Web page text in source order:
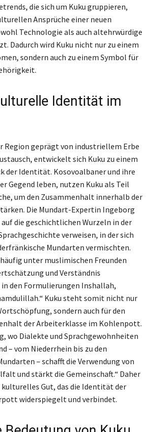
die sich um Kuku gruppieren,
Ansprüche einer neuen
Technologie als auch altehrwürdige
Dadurch wird Kuku nicht nur zu einem
sondern auch zu einem Symbol für
Identität im
Region geprägt von industriellem Erbe
entwickelt sich Kuku zu einem
der Identität. Kosovoalbaner und ihre
Gegend leben, nutzen Kuku als Teil
um den Zusammenhalt innerhalb der
Die Mundart-Expertin Ingeborg
auf die geschichtlichen Wurzeln in der
verweisen, in der sich
Mundarten vermischten.
unter muslimischen Freunden
und Verständnis
in den Formulierungen Inshallah,
Kuku steht somit nicht nur
sondern auch für den
der Arbeiterklasse im Kohlenpott.
wo Dialekte und Sprachgewohnheiten
– vom Niederrhein bis zu den
– schafft die Verwendung von
und stärkt die Gemeinschaft.“ Daher
kulturelles Gut, das die Identität der
widerspiegelt und verbindet.